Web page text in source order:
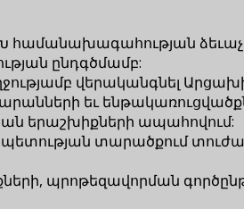
ընդգծմամբ:
վերականգնել
եւ
երաշխիքների ապահովում:
տարածքում տուժած
պրոթեզավորման